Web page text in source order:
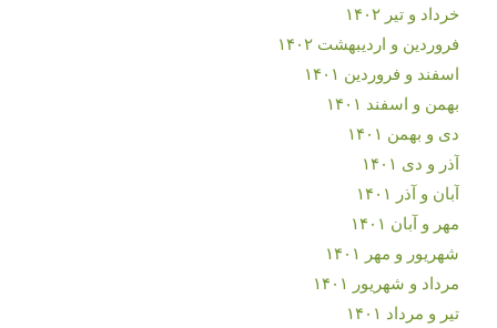
خرداد و تیر ۱۴۰۲
فروردین و اردیبهشت ۱۴۰۲
اسفند و فروردین ۱۴۰۱
بهمن و اسفند ۱۴۰۱
دی و بهمن ۱۴۰۱
آذر و دی ۱۴۰۱
آبان و آذر ۱۴۰۱
مهر و آبان ۱۴۰۱
شهریور و مهر ۱۴۰۱
مرداد و شهریور ۱۴۰۱
تیر و مرداد ۱۴۰۱